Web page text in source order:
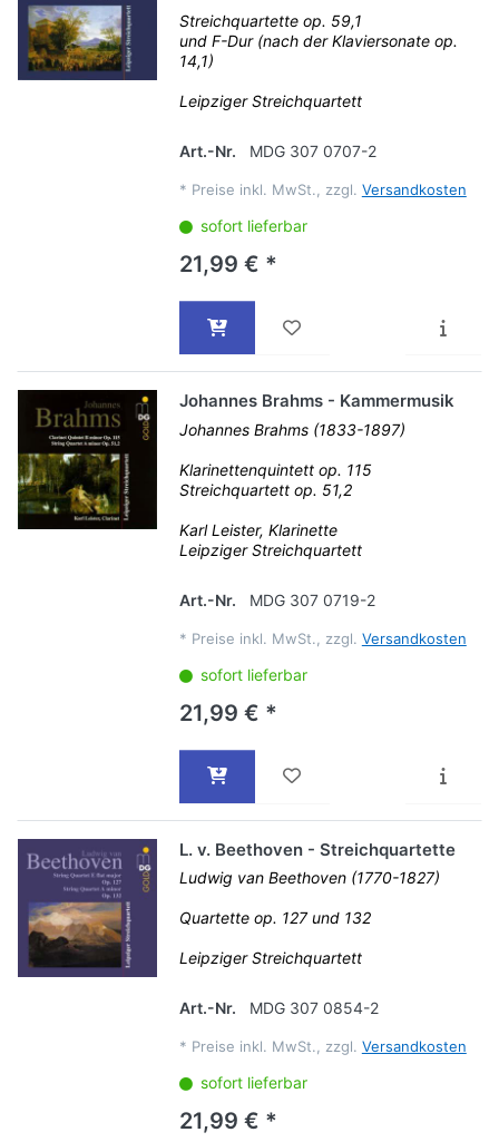
Streichquartette op. 59,1
und F-Dur (nach der Klaviersonate op.
14,1)
Leipziger Streichquartett
Art.-Nr. MDG 307 0707-2
* Preise inkl. MwSt., zzgl. Versandkosten
sofort lieferbar
21,99 € *
Johannes Brahms - Kammermusik
Johannes Brahms (1833-1897)
Klarinettenquintett op. 115
Streichquartett op. 51,2
Karl Leister, Klarinette
Leipziger Streichquartett
Art.-Nr. MDG 307 0719-2
* Preise inkl. MwSt., zzgl. Versandkosten
sofort lieferbar
21,99 € *
L. v. Beethoven - Streichquartette
Ludwig van Beethoven (1770-1827)
Quartette op. 127 und 132
Leipziger Streichquartett
Art.-Nr. MDG 307 0854-2
* Preise inkl. MwSt., zzgl. Versandkosten
sofort lieferbar
21,99 € *